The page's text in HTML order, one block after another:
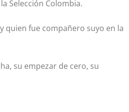
Selección Colombia.
quien fue compañero suyo en la
su empezar de cero, su